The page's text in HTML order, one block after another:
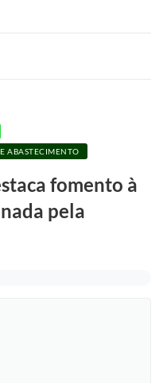
ABASTECIMENTO
fomento à
pela